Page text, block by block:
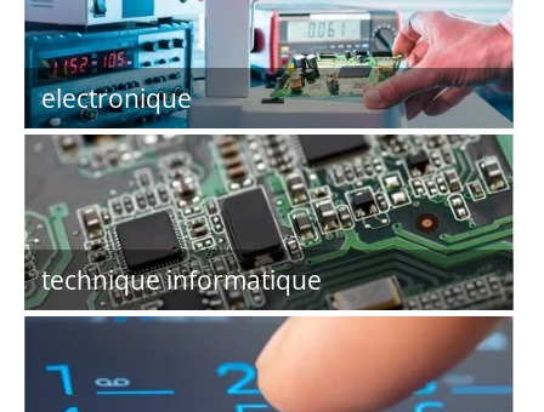
electronique
technique informatique